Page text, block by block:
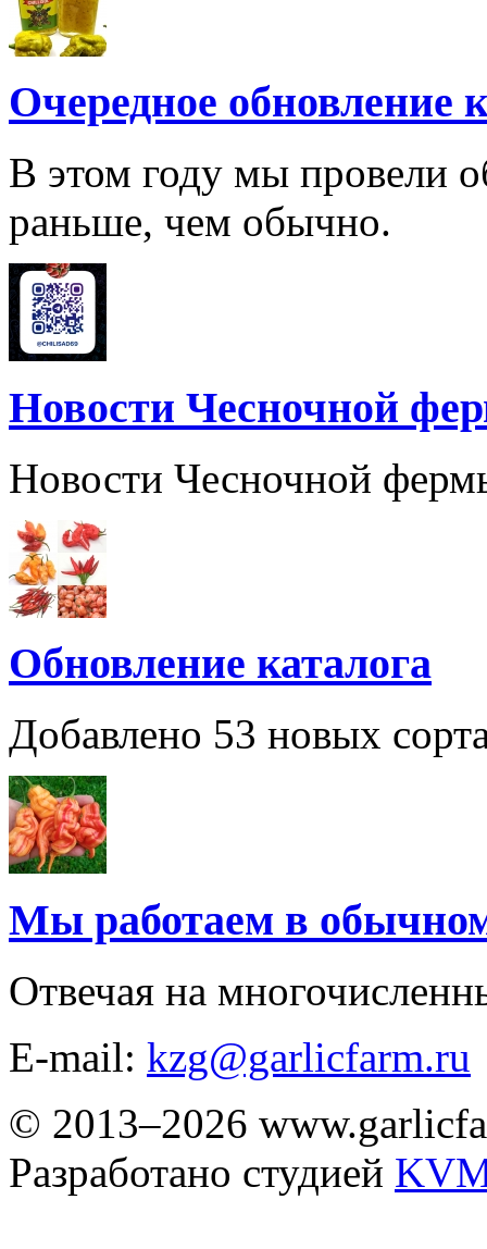
Очередное обновление
В этом году мы провели
раньше, чем обычно.
Новости Чесночной
Новости Чесночной
Обновление каталога
Добавлено 53 новых
Мы работаем в
Отвечая на
E-mail: kzg@garlicfarm.ru
© 2013–2026
Разработано студией